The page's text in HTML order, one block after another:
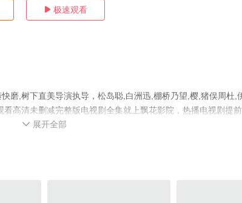
 极速观看
磨,树下直美导演执导，松岛聪,白洲迅,棚桥乃望,樱,猪俣周杜,
高清未删减完整版电视剧全集就上飘花影院，热播电视剧提
了解。 展开全部